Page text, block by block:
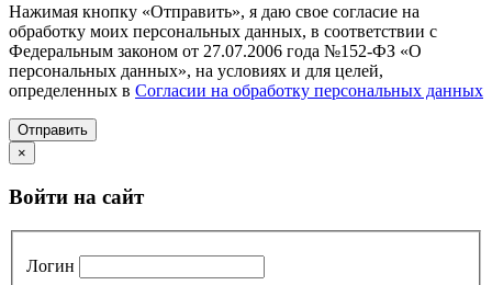
Нажимая кнопку «Отправить», я даю свое согласие на
обработку моих персональных данных, в соответствии с
Федеральным законом от 27.07.2006 года №152-ФЗ «О
персональных данных», на условиях и для целей,
определенных в Согласии на обработку персональных данных
Отправить
×
Войти на сайт
Логин